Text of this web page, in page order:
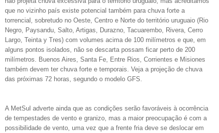
que no vizinho país existe potencial também para chuva forte a
torrencial, sobretudo no Oeste, Centro e Norte do território uruguaio (Rio
Negro, Paysandu, Salto, Artigas, Durazno, Tacuarembo, Rivera, Cerro
Largo, Teinta y Tres) com volumes acima de 100 milímetros e que, em
alguns pontos isolados, não se descarta possam ficar perto de 200
milímetros. Buenos Aires, Santa Fe, Entre Rios, Corrientes e Misiones
também devem ter chuva forte e temporais. Veja a projeção de chuva
das próximas 72 horas, segundo o modelo GFS.
A MetSul adverte ainda que as condições serão favoráveis à ocorrência
de tempestades de vento e granizo, mas a maior preocupação é com a
possibilidade de vento, uma vez que a frente fria deve se deslocar em